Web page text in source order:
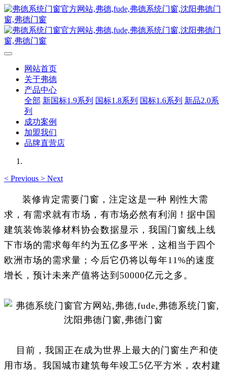
网站首页
关于弗德
产品中心
全部 新国标1.9系列 国标1.8系列 国标1.6系列 新品2.0系
列
成功案例
加盟我们
品牌直营店
< Previous > Next
装修肯定需要门窗，注定这是一种 刚性大需
求，有需求就有市场，有市场必然有利润！据中国
建筑装饰装修材料协会数据显示，我国门窗线上线
下市场的需求每年约为五亿多平米，这相当于四个
欧洲市场的需求量；今后它仍将以每年11%的速度
增长，预计未来产值将达到50000亿元之多。
目前，我国正在成为世界上最大的门窗生产和使
用市场。我国城市建筑每年竣工5亿平方米，农村建